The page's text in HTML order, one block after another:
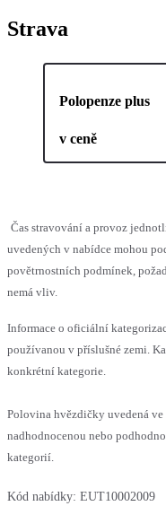
Strava
Polopenze plus
v ceně
Čas stravování a provoz
uvedených v nabídce mohou
povětrnostních podmínek,
nemá vliv.
Informace o oficiální
používanou v příslušné zemi.
konkrétní kategorie.
Polovina hvězdičky uvedená
nadhodnocenou nebo
kategorií.
Kód nabídky: EUT10002009